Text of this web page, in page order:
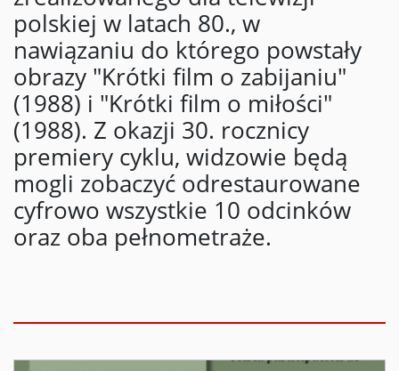
polskiej w latach 80., w
nawiązaniu do którego powstały
obrazy "Krótki film o zabijaniu"
(1988) i "Krótki film o miłości"
(1988). Z okazji 30. rocznicy
premiery cyklu, widzowie będą
mogli zobaczyć odrestaurowane
cyfrowo wszystkie 10 odcinków
oraz oba pełnometraże.